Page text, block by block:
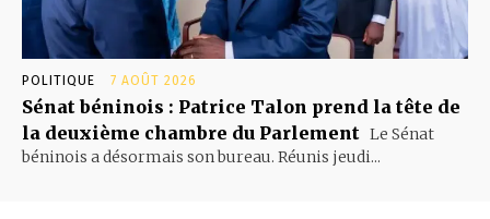
POLITIQUE 7 AOÛT 2026
Sénat béninois : Patrice Talon prend la tête de
la deuxième chambre du Parlement Le Sénat
béninois a désormais son bureau. Réunis jeudi...